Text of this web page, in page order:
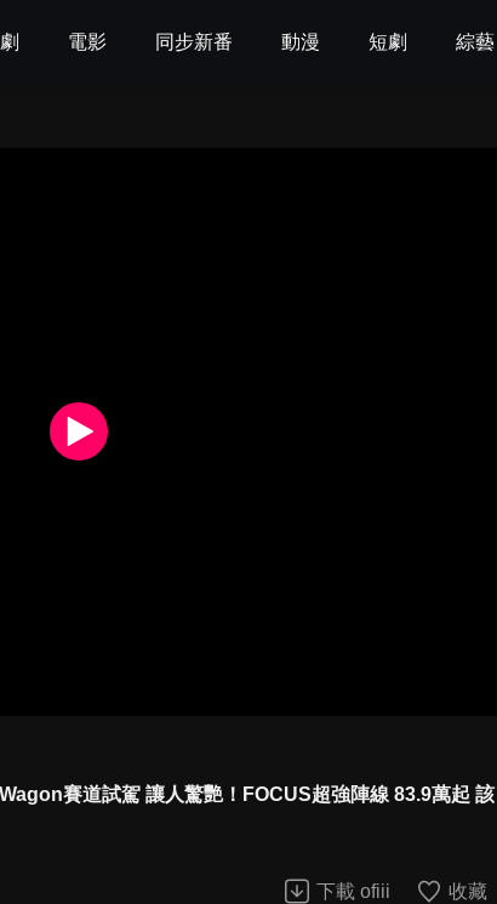
電影 同步新番 動漫 短劇 綜藝
賽道試駕 讓人驚艷！FOCUS超強陣線 83.9萬起 該
下載 ofiii 收藏